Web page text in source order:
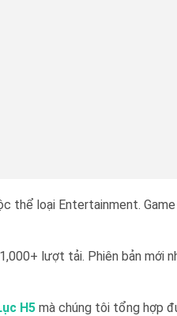
thể loại Entertainment.
lượt tải. Phiên bản mới
H5 mà chúng tôi tổng hợp